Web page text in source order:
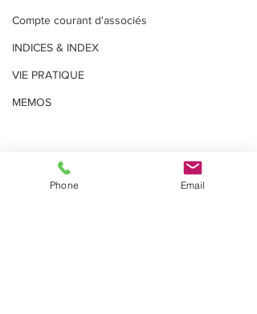
Compte courant d'associés
INDICES & INDEX
VIE PRATIQUE
MEMOS
Phone Email